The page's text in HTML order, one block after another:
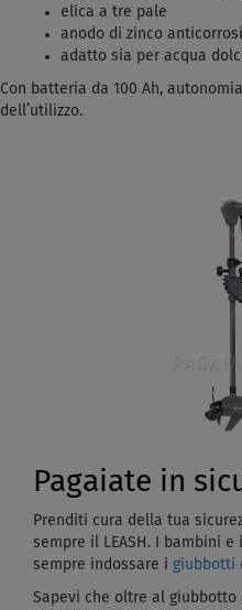
elica a tre pale
anodo di zinco
adatto sia per acqua
Con batteria da 100 Ah,
dell’utilizzo.
Pagaiate in
Prenditi cura della tua
sempre il LEASH. I bambini
sempre indossare i giubbotti
Sapevi che oltre al giubbotto